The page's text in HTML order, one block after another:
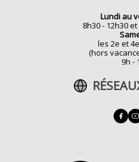
Lundi au
8h30 - 12h30
les 2e et
(hors
9h -